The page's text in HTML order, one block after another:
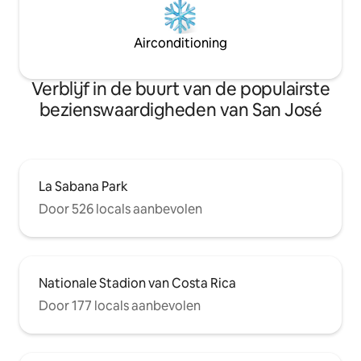
Airconditioning
Verblijf in de buurt van de populairste
bezienswaardigheden van San José
La Sabana Park
Door 526 locals aanbevolen
Nationale Stadion van Costa Rica
Door 177 locals aanbevolen